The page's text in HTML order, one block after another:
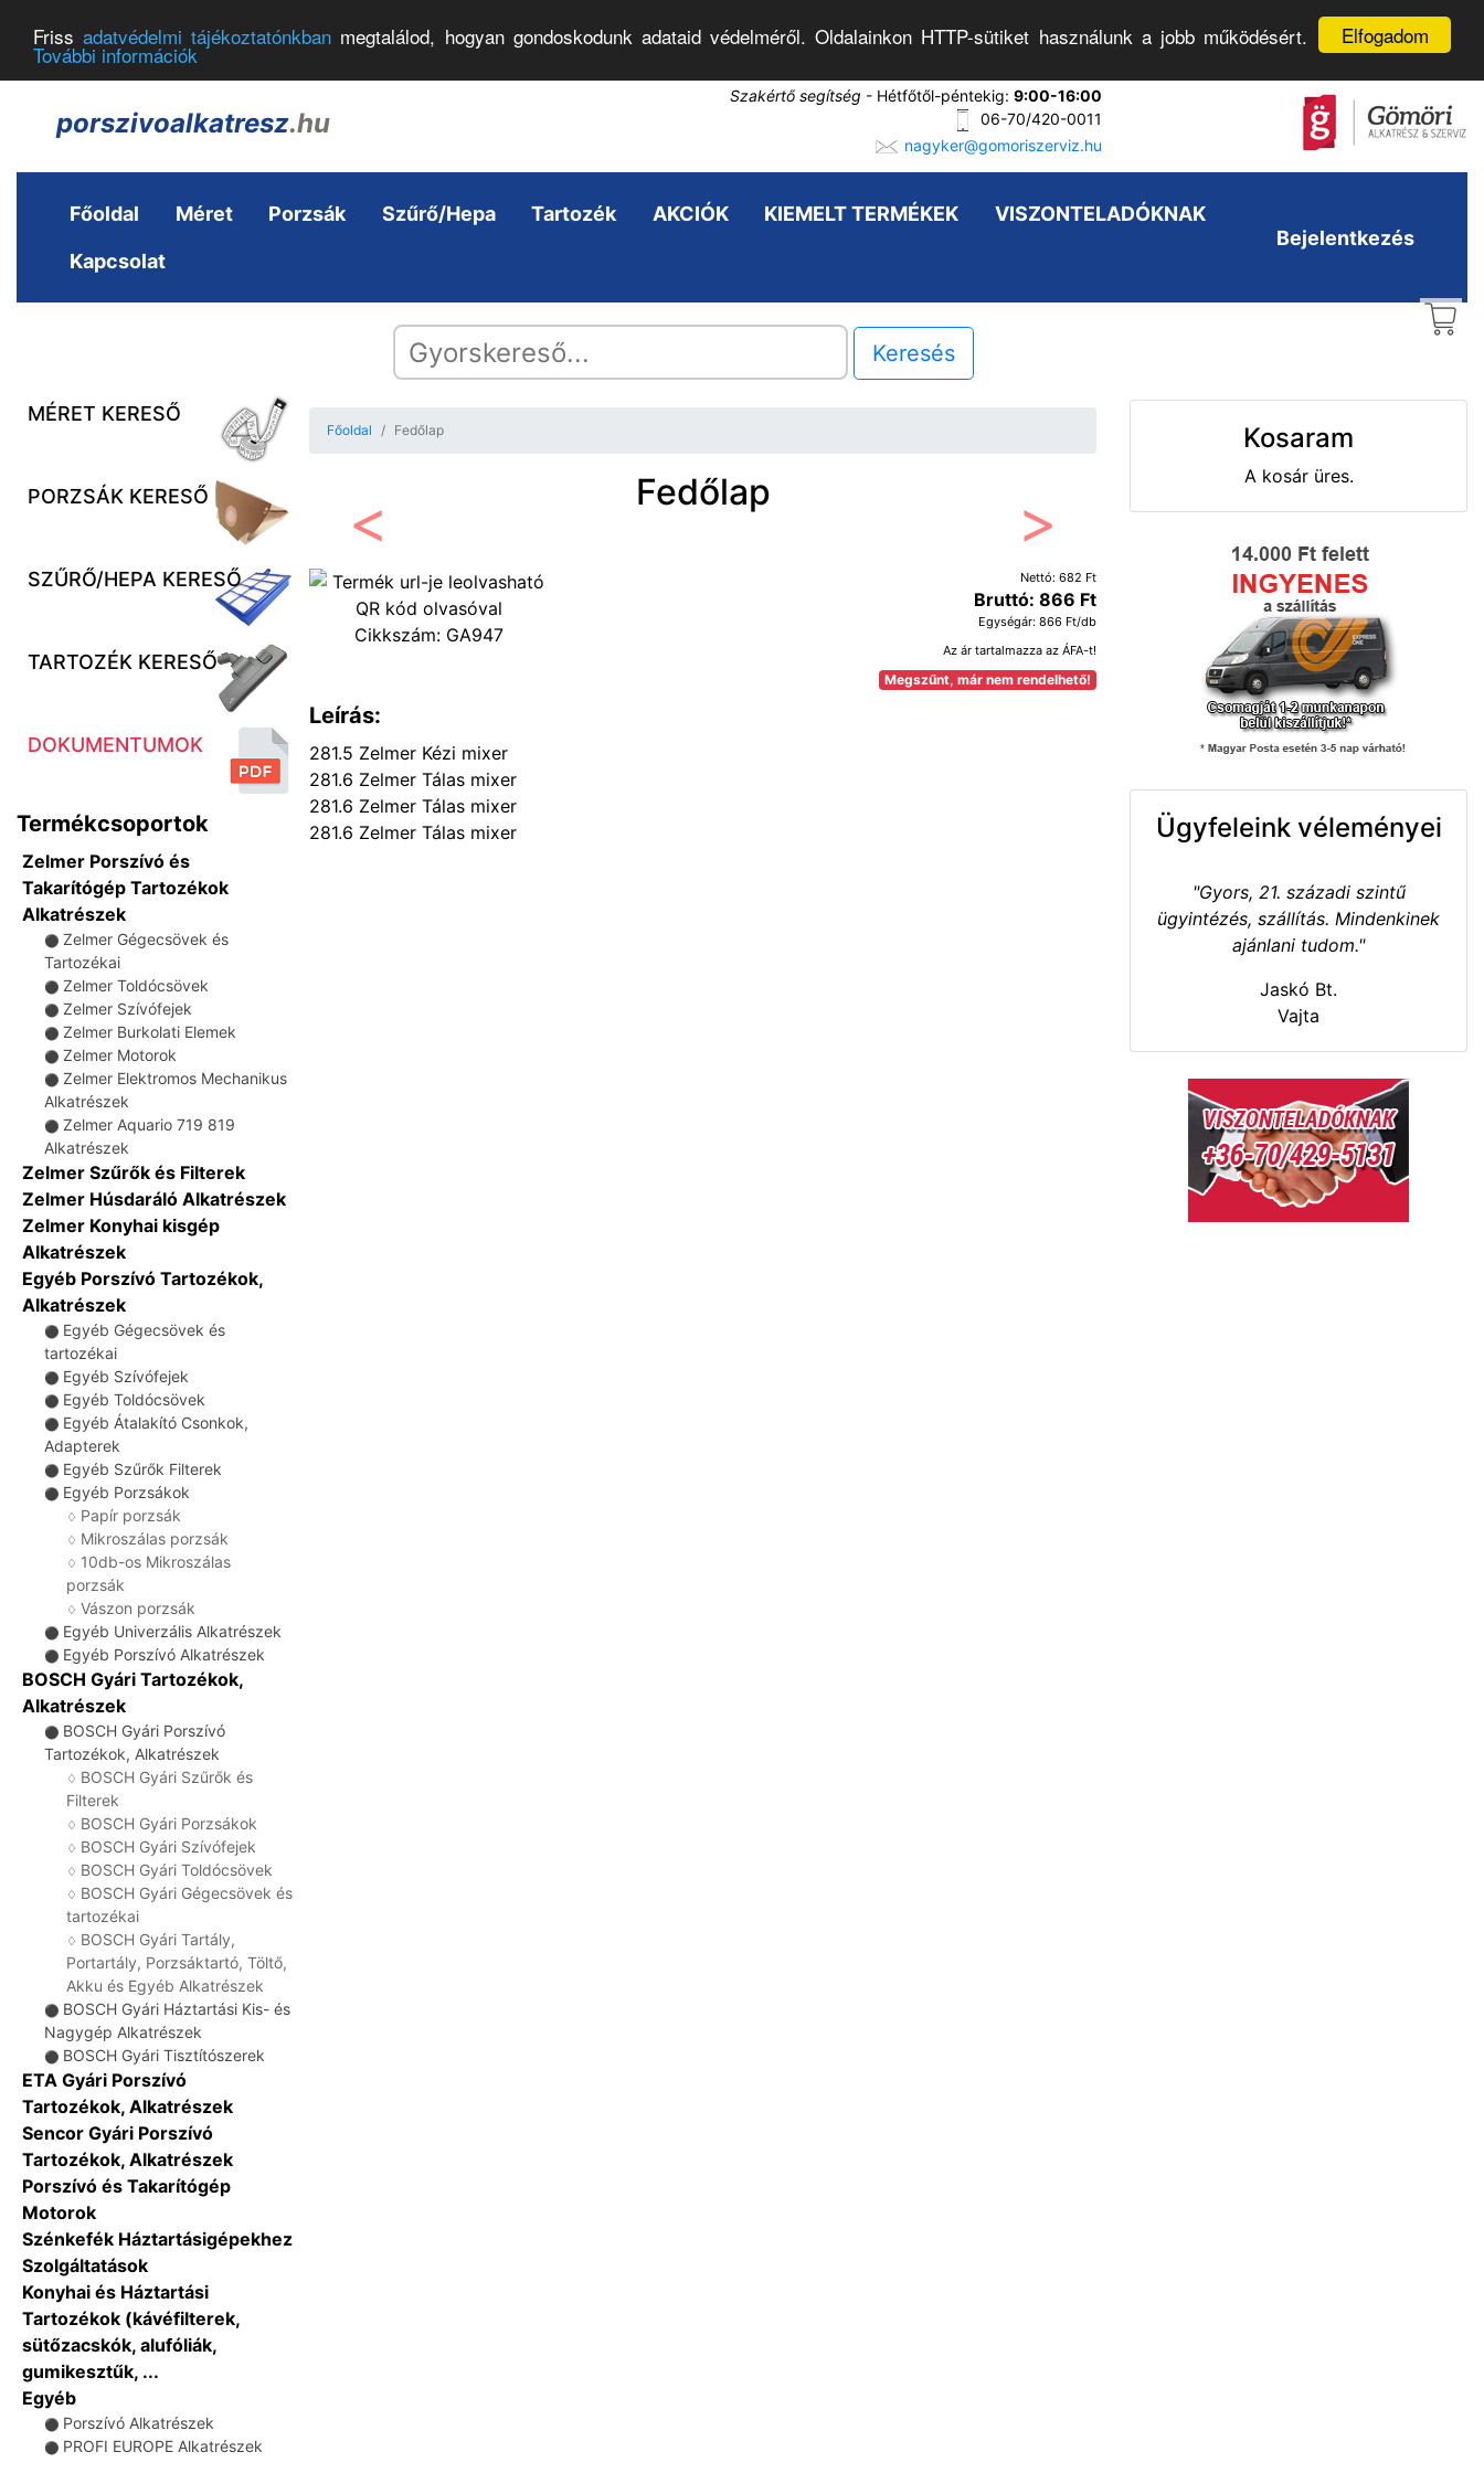
Elfogadom
Frissadatvédelmi tájékoztatónkban megtalálod, hogyan gondoskodunk adataid védelméről. Oldalainkon HTTP-sütiket használunk a jobb működésért.
További információk
porszivoalkatresz.hu
Szakértő segítség - Hétfőtől-péntekig: 9:00-16:00
06-70/420-0011
nagyker@gomoriszerviz.hu
Főoldal Méret Porzsák Szűrő/Hepa Tartozék AKCIÓK KIEMELT TERMÉKEK VISZONTELADÓKNAK
Kapcsolat
Bejelentkezés
Keresés
MÉRET KERESŐ
PORZSÁK KERESŐ
SZŰRŐ/HEPA KERESŐ
TARTOZÉK KERESŐ
DOKUMENTUMOK
Termékcsoportok
Zelmer Porszívó és
Takarítógép Tartozékok
Alkatrészek
⚫ Zelmer Gégecsövek és
Tartozékai
⚫ Zelmer Toldócsövek
⚫ Zelmer Szívófejek
⚫ Zelmer Burkolati Elemek
⚫ Zelmer Motorok
⚫ Zelmer Elektromos Mechanikus
Alkatrészek
⚫ Zelmer Aquario 719 819
Alkatrészek
Zelmer Szűrők és Filterek
Zelmer Húsdaráló Alkatrészek
Zelmer Konyhai kisgép
Alkatrészek
Egyéb Porszívó Tartozékok,
Alkatrészek
⚫ Egyéb Gégecsövek és
tartozékai
⚫ Egyéb Szívófejek
⚫ Egyéb Toldócsövek
⚫ Egyéb Átalakító Csonkok,
Adapterek
⚫ Egyéb Szűrők Filterek
⚫ Egyéb Porzsákok
♢ Papír porzsák
♢ Mikroszálas porzsák
♢ 10db-os Mikroszálas
porzsák
♢ Vászon porzsák
⚫ Egyéb Univerzális Alkatrészek
⚫ Egyéb Porszívó Alkatrészek
BOSCH Gyári Tartozékok,
Alkatrészek
⚫ BOSCH Gyári Porszívó
Tartozékok, Alkatrészek
♢ BOSCH Gyári Szűrők és
Filterek
♢ BOSCH Gyári Porzsákok
♢ BOSCH Gyári Szívófejek
♢ BOSCH Gyári Toldócsövek
♢ BOSCH Gyári Gégecsövek és
tartozékai
♢ BOSCH Gyári Tartály,
Portartály, Porzsáktartó, Töltő,
Akku és Egyéb Alkatrészek
⚫ BOSCH Gyári Háztartási Kis- és
Nagygép Alkatrészek
⚫ BOSCH Gyári Tisztítószerek
ETA Gyári Porszívó
Tartozékok, Alkatrészek
Sencor Gyári Porszívó
Tartozékok, Alkatrészek
Porszívó és Takarítógép
Motorok
Szénkefék Háztartásigépekhez
Szolgáltatások
Konyhai és Háztartási
Tartozékok (kávéfilterek,
sütőzacskók, alufóliák,
gumikesztűk, ...
Egyéb
⚫ Porszívó Alkatrészek
⚫ PROFI EUROPE Alkatrészek
Főoldal Fedőlap
Fedőlap
Előző
Cikkszám: GA947
Nettó: 682 Ft
Bruttó: 866 Ft
Egységár: 866 Ft/db
Az ár tartalmazza az ÁFA-t!
Megszűnt, már nem rendelhető!
Leírás:
281.5 Zelmer Kézi mixer
281.6 Zelmer Tálas mixer
281.6 Zelmer Tálas mixer
281.6 Zelmer Tálas mixer
Kosaram
A kosár üres.
Ügyfeleink véleményei
"Gyors, 21. századi szintű
ügyintézés, szállítás. Mindenkinek
ajánlani tudom."
Jaskó Bt.
Vajta